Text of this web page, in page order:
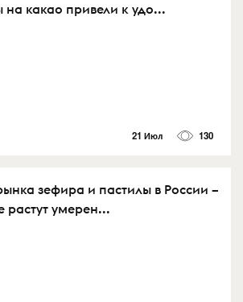
какао привели к удо...
21 Июл 130
зефира и пастилы в России –
растут умерен...